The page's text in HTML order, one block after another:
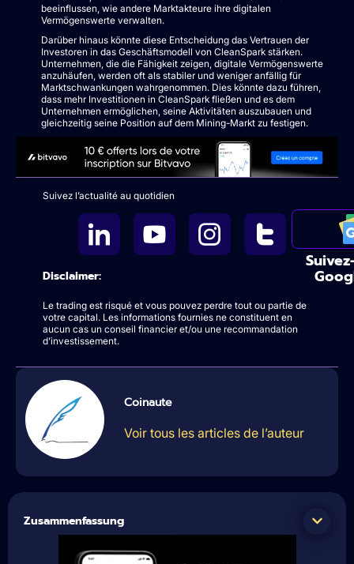
beeinflussen, wie andere Marktakteure ihre digitalen
Vermögenswerte verwalten.
Darüber hinaus könnte diese Entscheidung das Vertrauen der
Investoren in das Geschäftsmodell von CleanSpark stärken.
Unternehmen, die die Fähigkeit zeigen, digitale Vermögenswerte
anzuhäufen, werden oft als stabiler und weniger anfällig für
Marktschwankungen wahrgenommen. Dies könnte dazu führen,
dass mehr Investitionen in CleanSpark fließen und es dem
Unternehmen ermöglichen, seine Aktivitäten auszubauen und
gleichzeitig seine Position auf dem Mining-Markt zu festigen.
Suivez l’actualité au quotidien
Disclaimer:
Le trading est risqué et vous pouvez perdre tout ou partie de
votre capital. Les informations fournies ne constituent en
aucun cas un conseil financier et/ou une recommandation
d’investissement.
Coinaute
Voir tous les articles de l’auteur
Zusammenfassung